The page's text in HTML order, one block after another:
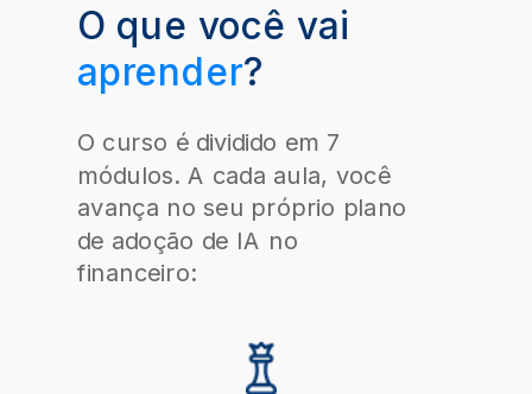
O que você vai
aprender?
O curso é dividido em 7
módulos. A cada aula, você
avança no seu próprio plano
de adoção de IA no
financeiro: